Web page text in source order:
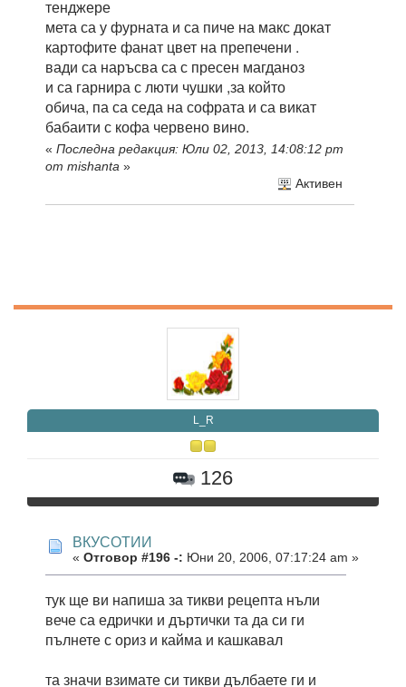
тенджере
мета са у фурната и са пиче на макс докат
картофите фанат цвет на препечени .
вади са наръсва са с пресен магданоз
и са гарнира с люти чушки ,за който
обича, па са седа на софрата и са викат
бабаити с кофа червено вино.
« Последна редакция: Юли 02, 2013, 14:08:12 pm
от mishanta »
Активен
L_R
126
ВКУСОТИИ
« Отговор #196 -: Юни 20, 2006, 07:17:24 am »
тук ще ви напиша за тикви рецепта нъли
вече са едрички и дъртички та да си ги
пълнете с ориз и кайма и кашкавал
та значи взимате си тикви дълбаете ги и